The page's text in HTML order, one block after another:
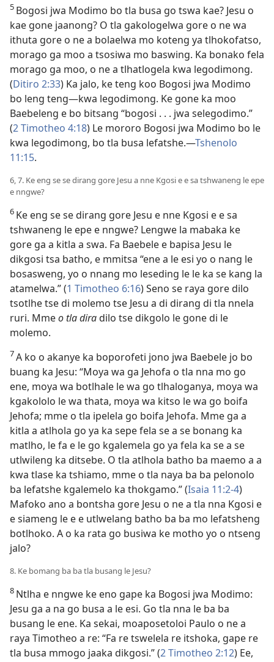
5 Bogosi jwa Modimo bo tla busa go tswa kae? Jesu o
kae gone jaanong? O tla gakologelwa gore o ne wa
ithuta gore o ne a bolaelwa mo koteng ya tlhokofatso,
morago ga moo a tsosiwa mo baswing. Ka bonako fela
morago ga moo, o ne a tlhatlogela kwa legodimong.
(Ditiro 2:33) Ka jalo, ke teng koo Bogosi jwa Modimo
bo leng teng—kwa legodimong. Ke gone ka moo
Baebeleng e bo bitsang “bogosi . . . jwa selegodimo.”
(2 Timotheo 4:18) Le mororo Bogosi jwa Modimo bo le
kwa legodimong, bo tla busa lefatshe.—Tshenolo
11:15.
6, 7. Ke eng se se dirang gore Jesu a nne Kgosi e e sa tshwaneng le epe
e nngwe?
6 Ke eng se se dirang gore Jesu e nne Kgosi e e sa
tshwaneng le epe e nngwe? Lengwe la mabaka ke
gore ga a kitla a swa. Fa Baebele e bapisa Jesu le
dikgosi tsa batho, e mmitsa “ene a le esi yo o nang le
bosasweng, yo o nnang mo leseding le le ka se kang la
atamelwa.” (1 Timotheo 6:16) Seno se raya gore dilo
tsotlhe tse di molemo tse Jesu a di dirang di tla nnela
ruri. Mmeo tla diradilo tse dikgolo le gone di le
molemo.
7A ko o akanye ka boporofeti jono jwa Baebele jo bo
buang ka Jesu: “Moya wa ga Jehofa o tla nna mo go
ene, moya wa botlhale le wa go tlhaloganya, moya wa
kgakololo le wa thata, moya wa kitso le wa go boifa
Jehofa; mme o tla ipelela go boifa Jehofa. Mme ga a
kitla a atlhola go ya ka sepe fela se a se bonang ka
matlho, le fa e le go kgalemela go ya fela ka se a se
utlwileng ka ditsebe. O tla atlhola batho ba maemo a a
kwa tlase ka tshiamo, mme o tla naya ba ba pelonolo
ba lefatshe kgalemelo ka thokgamo.” (Isaia 11:2-4)
Mafoko ano a bontsha gore Jesu o ne a tla nna Kgosi e
e siameng le e e utlwelang batho ba ba mo lefatsheng
botlhoko. A o ka rata go busiwa ke motho yo o ntseng
jalo?
8. Ke bomang ba ba tla busang le Jesu?
8 Ntlha e nngwe ke eno gape ka Bogosi jwa Modimo:
Jesu ga a na go busa a le esi. Go tla nna le ba ba
busang le ene. Ka sekai, moaposetoloi Paulo o ne a
raya Timotheo a re: “Fa re tswelela re itshoka, gape re
tla busa mmogo jaaka dikgosi.” (2 Timotheo 2:12) Ee,